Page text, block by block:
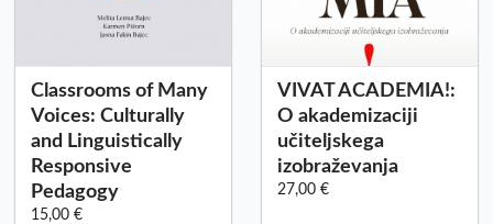
Classrooms of Many
Voices: Culturally
and Linguistically
Responsive
Pedagogy
15,00 €
VIVAT ACADEMIA!:
O akademizaciji
učiteljskega
izobraževanja
27,00 €